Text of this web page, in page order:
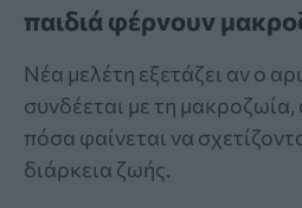
παιδιά φέρνουν
Νέα μελέτη εξετάζει αν ο
συνδέεται με τη
πόσα φαίνεται να
διάρκεια ζωής.